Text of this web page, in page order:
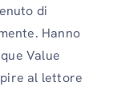
di
Hanno
Value
al lettore